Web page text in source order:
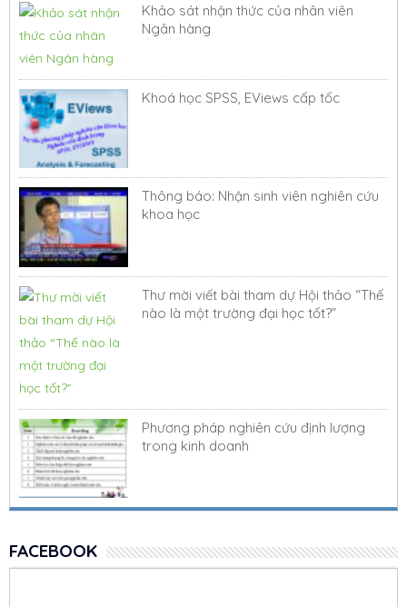
Khảo sát nhận thức của nhân viên
Ngân hàng
Khoá học SPSS, EViews cấp tốc
Thông báo: Nhận sinh viên nghiên cứu
khoa học
Thư mời viết bài tham dự Hội thảo “Thế
nào là một trường đại học tốt?”
Phương pháp nghiên cứu định lượng
trong kinh doanh
FACEBOOK